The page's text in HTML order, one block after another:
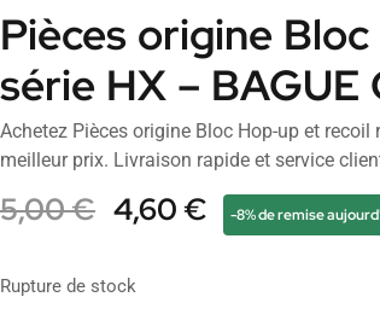
Pièces origine
série HX – BAGUE
Achetez Pièces origine Bloc Hop-up et recoil
meilleur prix. Livraison rapide et service
5,00€ 4,60€ -8% de remise
Rupture de stock